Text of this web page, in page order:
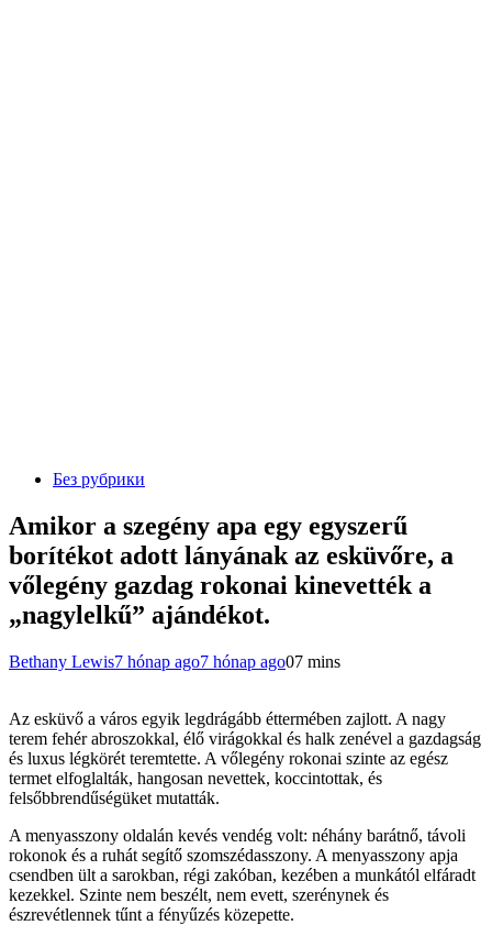
Без рубрики
Amikor a szegény apa egy egyszerű
borítékot adott lányának az esküvőre, a
vőlegény gazdag rokonai kinevették a
„nagylelkű” ajándékot.
Bethany Lewis7 hónap ago7 hónap ago07 mins
Az esküvő a város egyik legdrágább éttermében zajlott. A nagy
terem fehér abroszokkal, élő virágokkal és halk zenével a gazdagság
és luxus légkörét teremtette. A vőlegény rokonai szinte az egész
termet elfoglalták, hangosan nevettek, koccintottak, és
felsőbbrendűségüket mutatták.
A menyasszony oldalán kevés vendég volt: néhány barátnő, távoli
rokonok és a ruhát segítő szomszédasszony. A menyasszony apja
csendben ült a sarokban, régi zakóban, kezében a munkától elfáradt
kezekkel. Szinte nem beszélt, nem evett, szerénynek és
észrevétlennek tűnt a fényűzés közepette.